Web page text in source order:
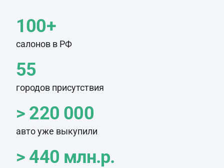
100+
салонов в РФ
55
городов присутствия
> 220 000
авто уже выкупили
> 440 млн.р.